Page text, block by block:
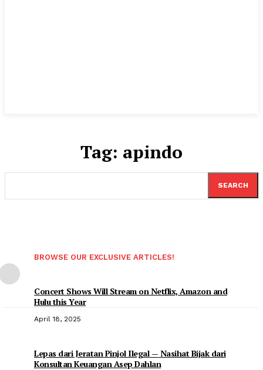
Tag: apindo
SEARCH
BROWSE OUR EXCLUSIVE ARTICLES!
Concert Shows Will Stream on Netflix, Amazon and
Hulu this Year
April 18, 2025
Lepas dari Jeratan Pinjol Ilegal — Nasihat Bijak dari
Konsultan Keuangan Asep Dahlan